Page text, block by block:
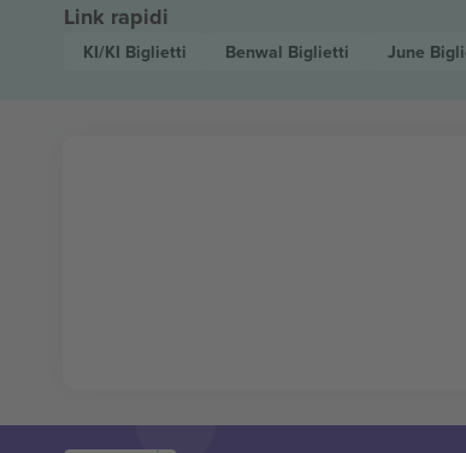
Link rapidi
KI/KI Biglietti Benwal Biglietti June